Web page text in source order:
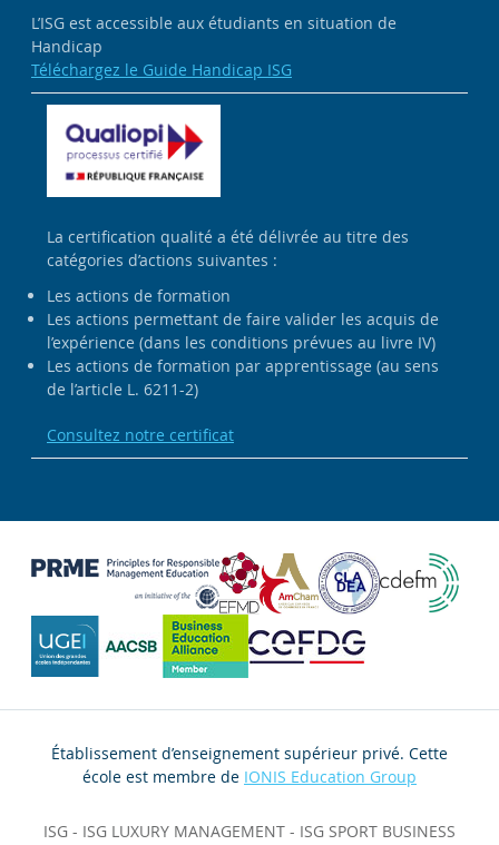
L’ISG est accessible aux étudiants en situation de
Handicap
Téléchargez le Guide Handicap ISG
La certification qualité a été délivrée au titre des
catégories d’actions suivantes :
Les actions de formation
Les actions permettant de faire valider les acquis de
l’expérience (dans les conditions prévues au livre IV)
Les actions de formation par apprentissage (au sens
de l’article L. 6211-2)
Consultez notre certificat
Établissement d’enseignement supérieur privé. Cette
école est membre de IONIS Education Group
ISG - ISG LUXURY MANAGEMENT - ISG SPORT BUSINESS